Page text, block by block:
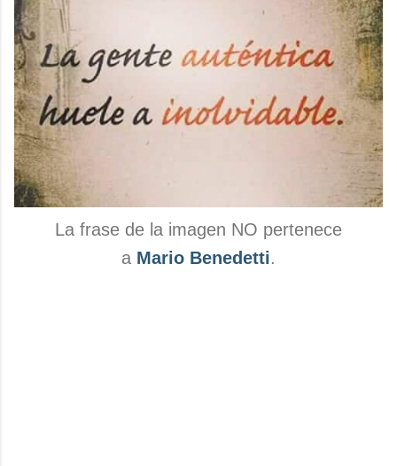
La frase de la imagen NO pertenece
a Mario Benedetti.